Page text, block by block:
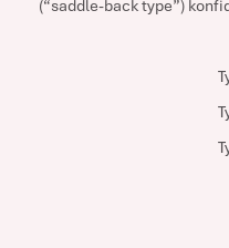
(“saddle-back type”)